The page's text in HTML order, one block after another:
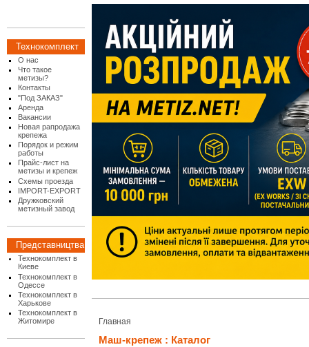
Технокомплект
О нас
Что такое
метизы?
Контакты
"Под ЗАКАЗ"
Аренда
Вакансии
Новая рапродажа
крепежа
Порядок и режим
работы
Прайс-лист на
метизы и крепеж
Схемы проезда
IMPORT-EXPORT
Дружковский
метизный завод
Представництва
Технокомплект в
Киеве
Технокомплект в
Одессе
Технокомплект в
Харькове
Технокомплект в
Житомире
Главная
Маш-крепеж : Каталог